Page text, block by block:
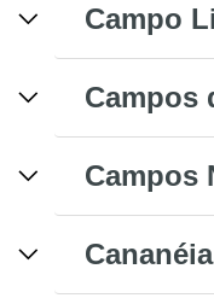
Campo
Campos
Campos
Cananéia